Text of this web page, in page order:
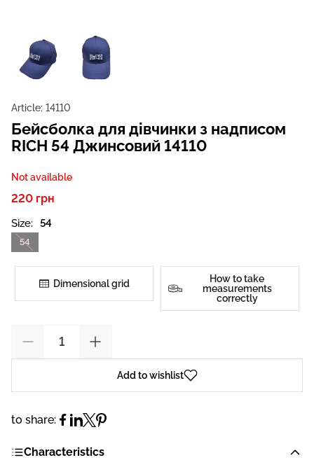
Article: 14110
Бейсболка для дівчинки з надписом
RICH 54 Джинсовий 14110
Not available
220 грн
Size: 54
54
Dimensional grid
How to take
measurements
correctly
Add to wishlist
to share:
Characteristics